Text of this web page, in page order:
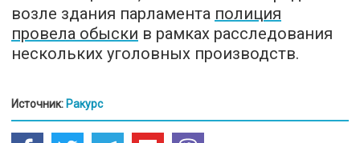
возле здания парламента полиция
провела обыски в рамках расследования
нескольких уголовных производств.
Источник: Ракурс